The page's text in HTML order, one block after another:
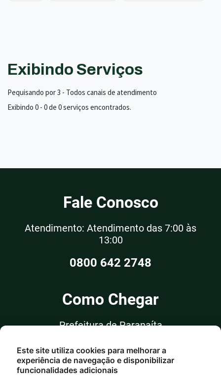
Exibindo Serviços
Pequisando por 3 - Todos canais de atendimento
Exibindo 0 - 0 de 0 serviços encontrados.
Fale Conosco
Atendimento: Atendimento das 7:00 às
13:00
0800 642 2748
Como Chegar
Prefeitura de Paranaíta
Rua Alceu Rossi, nº 351, Sala 03
Centro - Paranaíta/MT
Este site utiliza cookies para melhorar a
experiência de navegação e disponibilizar
funcionalidades adicionais